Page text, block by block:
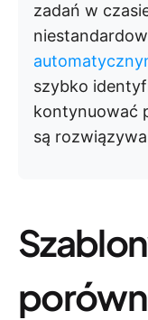
zadań w
szybko
kontynuować
są